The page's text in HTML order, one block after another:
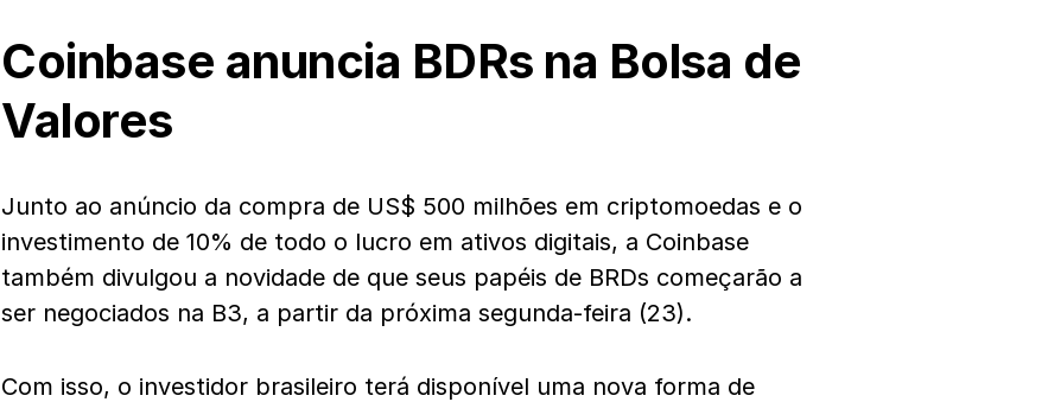
Coinbase anuncia BDRs na Bolsa de
Valores
Junto ao anúncio da compra de US$ 500 milhões em criptomoedas e o
investimento de 10% de todo o lucro em ativos digitais, a Coinbase
também divulgou a novidade de que seus papéis de BRDs começarão a
ser negociados na B3, a partir da próxima segunda-feira (23).
Com isso, o investidor brasileiro terá disponível uma nova forma de